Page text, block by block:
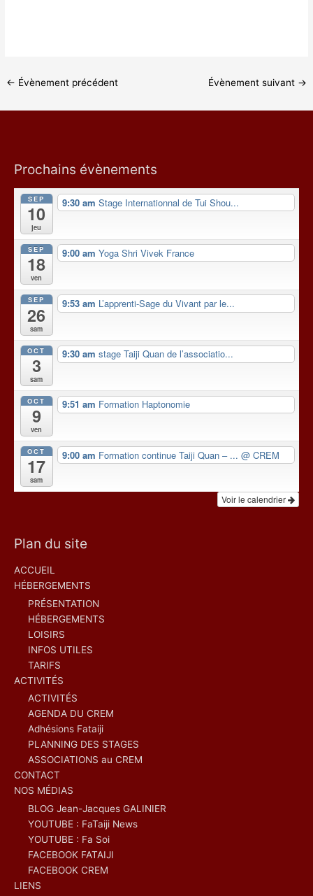
← Évènement précédent Évènement suivant →
Prochains évènements
SEP
10
jeu
9:30 am Stage Internationnal de Tui Shou...
SEP
18
ven
9:00 am Yoga Shri Vivek France
SEP
26
sam
9:53 am L’apprenti-Sage du Vivant par le...
OCT
3
sam
9:30 am stage Taiji Quan de l’associatio...
OCT
9
ven
9:51 am Formation Haptonomie
OCT
17
sam
9:00 am Formation continue Taiji Quan – ... @ CREM
Voir le calendrier
Plan du site
ACCUEIL
HÉBERGEMENTS
PRÉSENTATION
HÉBERGEMENTS
LOISIRS
INFOS UTILES
TARIFS
ACTIVITÉS
ACTIVITÉS
AGENDA DU CREM
Adhésions Fataiji
PLANNING DES STAGES
ASSOCIATIONS au CREM
CONTACT
NOS MÉDIAS
BLOG Jean-Jacques GALINIER
YOUTUBE : FaTaiji News
YOUTUBE : Fa Soi
FACEBOOK FATAIJI
FACEBOOK CREM
LIENS